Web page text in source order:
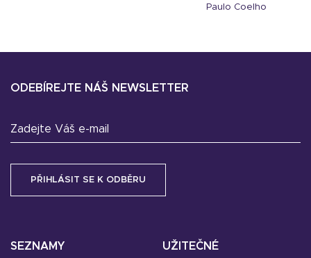
Paulo Coelho
SEZNAMY UŽITEČNÉ
ODEBÍREJTE NÁŠ NEWSLETTER
Zadejte Váš e-mail